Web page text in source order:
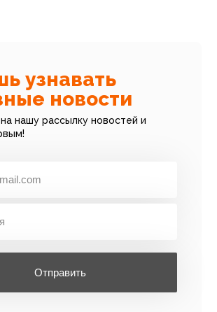
узнавать
новости
нашу рассылку новостей и
Отправить